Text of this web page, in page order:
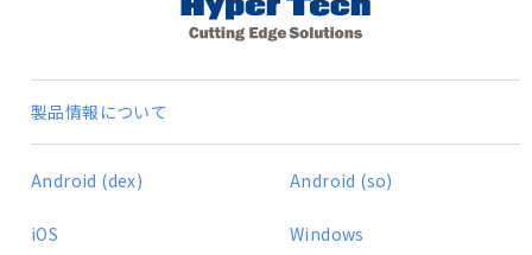
製品情報について
Android (dex) Android (so)
iOS Windows